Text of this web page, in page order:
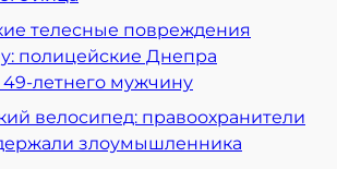
телесные повреждения
полицейские Днепра
летнего мужчину
велосипед: правоохранители
злоумышленника